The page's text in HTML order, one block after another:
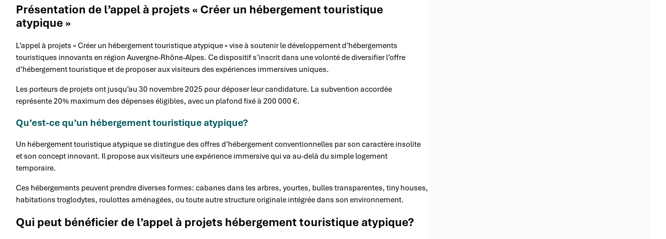
Présentation de l’appel à projets « Créer un hébergement touristique
atypique »
L’appel à projets « Créer un hébergement touristique atypique » vise à soutenir le développement d’hébergements
touristiques innovants en région Auvergne-Rhône-Alpes. Ce dispositif s’inscrit dans une volonté de diversifier l’offre
d’hébergement touristique et de proposer aux visiteurs des expériences immersives uniques.
Les porteurs de projets ont jusqu’au 30 novembre 2025 pour déposer leur candidature. La subvention accordée
représente 20% maximum des dépenses éligibles, avec un plafond fixé à 200 000 €.
Qu’est-ce qu’un hébergement touristique atypique?
Un hébergement touristique atypique se distingue des offres d’hébergement conventionnelles par son caractère insolite
et son concept innovant. Il propose aux visiteurs une expérience immersive qui va au-delà du simple logement
temporaire.
Ces hébergements peuvent prendre diverses formes: cabanes dans les arbres, yourtes, bulles transparentes, tiny houses,
habitations troglodytes, roulottes aménagées, ou toute autre structure originale intégrée dans son environnement.
Qui peut bénéficier de l’appel à projets hébergement touristique atypique?